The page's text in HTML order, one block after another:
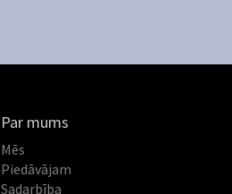
Par mums
Mēs
Piedāvājam
Sadarbība